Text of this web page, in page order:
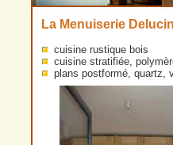
La Menuiserie
cuisine rustique bois
cuisine stratifiée,
plans postformé, quartz,